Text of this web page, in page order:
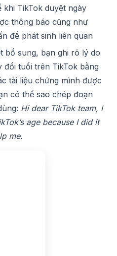
khi TikTok duyệt ngày
thông báo cũng như
đề phát sinh liên quan
bổ sung, bạn ghi rõ lý do
đổi tuổi trên TikTok bằng
tài liệu chứng mình được
có thể sao chép đoạn
Hi dear TikTok team, I
age because I did it
me.